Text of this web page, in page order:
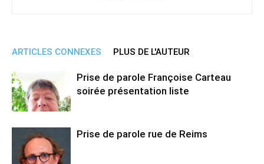
ARTICLES CONNEXES PLUS DE L'AUTEUR
Prise de parole Françoise Carteau
soirée présentation liste
Prise de parole rue de Reims